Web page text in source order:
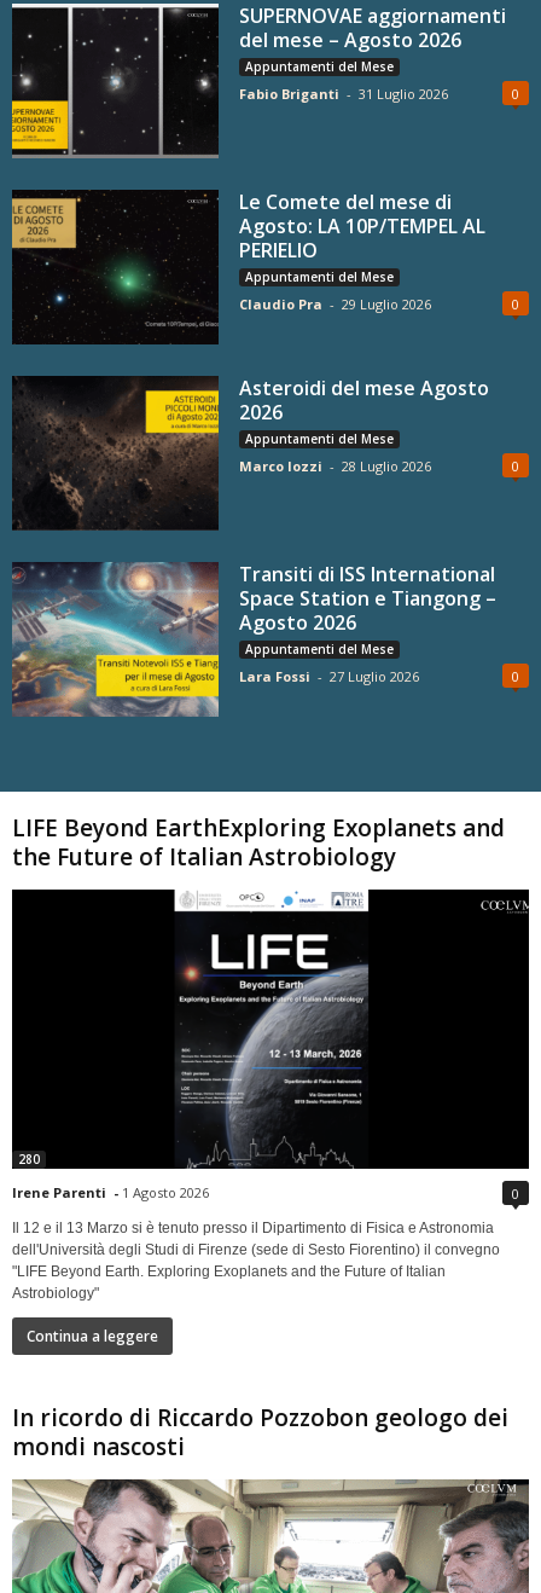
SUPERNOVAE aggiornamenti
del mese – Agosto 2026
Appuntamenti del Mese
Fabio Briganti - 31 Luglio 2026 0
Le Comete del mese di
Agosto: LA 10P/TEMPEL AL
PERIELIO
Appuntamenti del Mese
Claudio Pra - 29 Luglio 2026 0
Asteroidi del mese Agosto
2026
Appuntamenti del Mese
Marco Iozzi - 28 Luglio 2026 0
Transiti di ISS International
Space Station e Tiangong –
Agosto 2026
Appuntamenti del Mese
Lara Fossi - 27 Luglio 2026 0
LIFE Beyond EarthExploring Exoplanets and
the Future of Italian Astrobiology
280
Irene Parenti - 1 Agosto 2026 0
Il 12 e il 13 Marzo si è tenuto presso il Dipartimento di Fisica e Astronomia
dell'Università degli Studi di Firenze (sede di Sesto Fiorentino) il convegno
"LIFE Beyond Earth. Exploring Exoplanets and the Future of Italian
Astrobiology"
Continua a leggere
In ricordo di Riccardo Pozzobon geologo dei
mondi nascosti